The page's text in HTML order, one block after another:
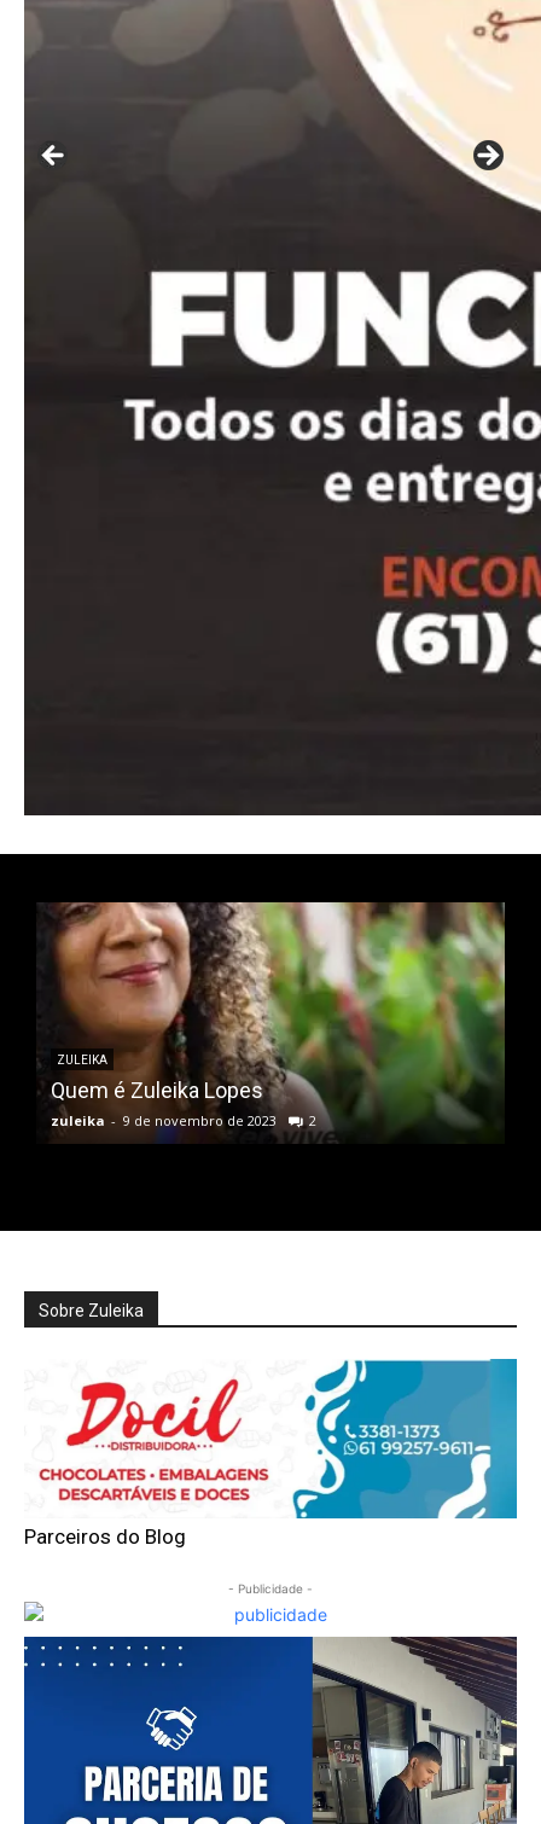
Ut mollis pellentesque tortor
Nullam eu erat condimentum
Donec quis est ac felis
Etiam est nibh, lobortis sit
Praesent euismod ac
Ut mollis pellentesque tortor
Nullam eu erat condimentum
ZULEIKA
Quem é Zuleika Lopes
zuleika - 9 de novembro de 2023 2
Sobre Zuleika
Parceiros do Blog
- Publicidade -